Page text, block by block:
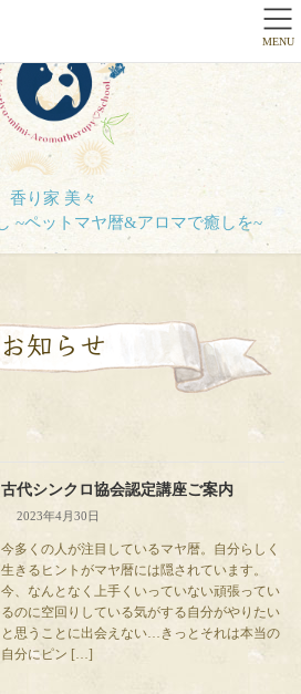
香り家 美々
お知らせ
古代シンクロ協会認定講座ご案内
2023年4月30日
今多くの人が注目しているマヤ暦。自分らしく
生きるヒントがマヤ暦には隠されています。
今、なんとなく上手くいっていない頑張ってい
るのに空回りしている気がする自分がやりたい
と思うことに出会えない…きっとそれは本当の
自分にピン […]
MENU